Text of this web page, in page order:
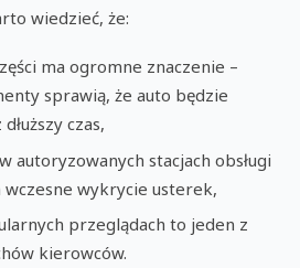
wiedzieć, że:
ma ogromne znaczenie –
sprawią, że auto będzie
czas,
autoryzowanych stacjach obsługi
wczesne wykrycie usterek,
przeglądach to jeden z
kierowców.